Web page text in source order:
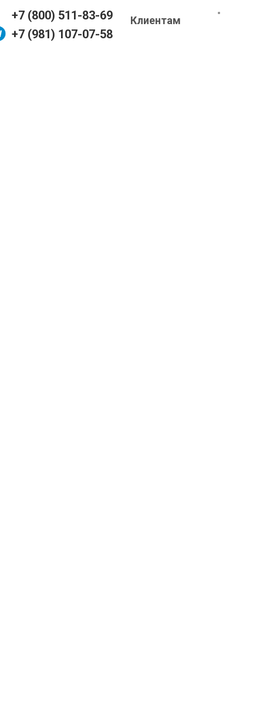
+7 (800) 511-83-69
+7 (981) 107-07-58
Клиентам